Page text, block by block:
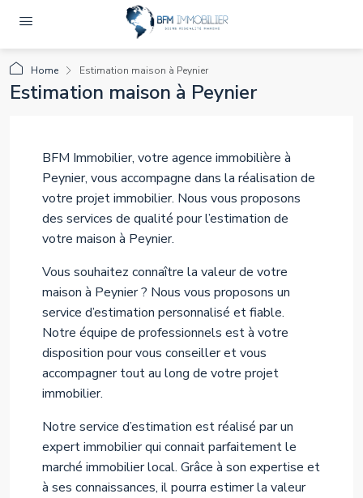
Home Estimation maison à Peynier
Estimation maison à Peynier
BFM Immobilier, votre agence immobilière à
Peynier, vous accompagne dans la réalisation de
votre projet immobilier. Nous vous proposons
des services de qualité pour l’estimation de
votre maison à Peynier.
Vous souhaitez connaître la valeur de votre
maison à Peynier ? Nous vous proposons un
service d’estimation personnalisé et fiable.
Notre équipe de professionnels est à votre
disposition pour vous conseiller et vous
accompagner tout au long de votre projet
immobilier.
Notre service d’estimation est réalisé par un
expert immobilier qui connait parfaitement le
marché immobilier local. Grâce à son expertise et
à ses connaissances, il pourra estimer la valeur